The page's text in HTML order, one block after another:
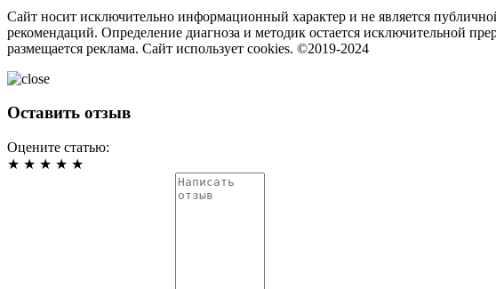
Сайт носит исключительно информационный характер и не является
рекомендаций. Определение диагноза и методик остается исключительной
размещается реклама. Сайт использует cookies. ©2019-2024
Оставить отзыв
Оцените статью:
★ ★ ★ ★ ★